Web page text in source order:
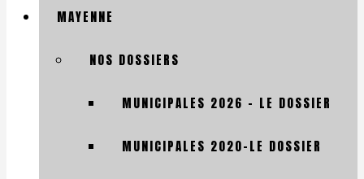
MAYENNE
NOS DOSSIERS
MUNICIPALES 2026 – LE DOSSIER
MUNICIPALES 2020-LE DOSSIER